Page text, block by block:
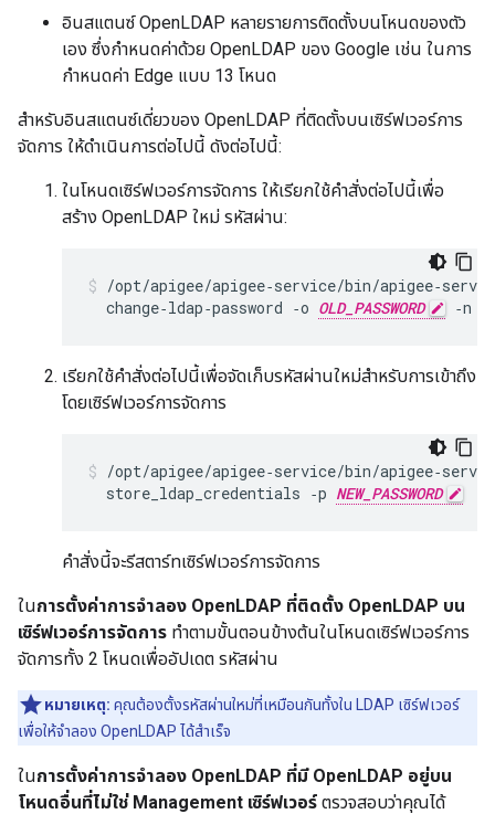
อินสแตนซ์ OpenLDAP หลายรายการติดตั้งบนโหนดของตัว
เอง ซึ่งกำหนดค่าด้วย OpenLDAP ของ Google เช่น ในการ
กำหนดค่า Edge แบบ 13 โหนด
สำหรับอินสแตนซ์เดี่ยวของ OpenLDAP ที่ติดตั้งบนเซิร์ฟเวอร์การ
จัดการ ให้ดำเนินการต่อไปนี้ ดังต่อไปนี้:
ในโหนดเซิร์ฟเวอร์การจัดการ ให้เรียกใช้คำสั่งต่อไปนี้เพื่อ
สร้าง OpenLDAP ใหม่ รหัสผ่าน:
/opt/apigee/apigee‑service/bin/
  change‑ldap‑password ‑o
OLD_PASSWORD ‑n
เรียกใช้คำสั่งต่อไปนี้เพื่อจัดเก็บรหัสผ่านใหม่สำหรับการเข้าถึง
โดยเซิร์ฟเวอร์การจัดการ
/opt/apigee/apigee‑service/bin/
  store_ldap_credentials ‑p
NEW_PASSWORD
คำสั่งนี้จะรีสตาร์ทเซิร์ฟเวอร์การจัดการ
ในการตั้งค่าการจำลอง OpenLDAP ที่ติดตั้ง OpenLDAP บน
เซิร์ฟเวอร์การจัดการ ทำตามขั้นตอนข้างต้นในโหนดเซิร์ฟเวอร์การ
จัดการทั้ง 2 โหนดเพื่ออัปเดต รหัสผ่าน
หมายเหตุ: คุณต้องตั้งรหัสผ่านใหม่ที่เหมือนกันทั้งใน LDAP เซิร์ฟเวอร์
เพื่อให้จำลอง OpenLDAP ได้สำเร็จ
ในการตั้งค่าการจำลอง OpenLDAP ที่มี OpenLDAP อยู่บน
โหนดอื่นที่ไม่ใช่ Management เซิร์ฟเวอร์ ตรวจสอบว่าคุณได้